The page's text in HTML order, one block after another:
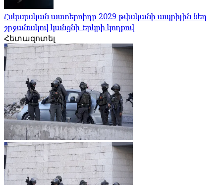
Հսկայական աստերոիդը 2029 թվականի ապրիլին նեղ
շրջանակով կանցնի Երկրի կողքով
Հետազոտել